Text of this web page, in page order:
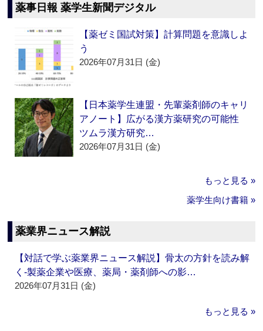
薬事日報 薬学生新聞デジタル
【薬ゼミ国試対策】計算問題を意識しよ
う
2026年07月31日 (金)
【日本薬学生連盟・先輩薬剤師のキャリ
アノート】広がる漢方薬研究の可能性
ツムラ漢方研究…
2026年07月31日 (金)
もっと見る »
薬学生向け書籍 »
薬業界ニュース解説
【対話で学ぶ薬業界ニュース解説】骨太の方針を読み解
く‐製薬企業や医療、薬局・薬剤師への影…
2026年07月31日 (金)
もっと見る »